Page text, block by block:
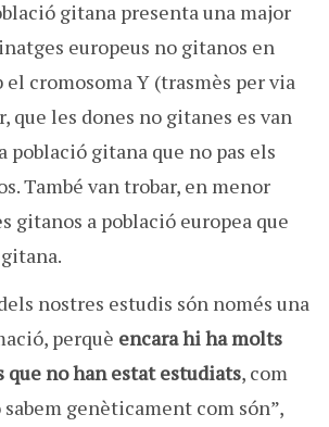
gitana presenta una major
europeus no gitanos en
el cromosoma Y (trasmès per via
que les dones no gitanes es van
població gitana que no pas els
També van trobar, en menor
gitanos a població europea que
nostres estudis són només una
perquè encara hi ha molts
que no han estat estudiats, com
genèticament com són”,